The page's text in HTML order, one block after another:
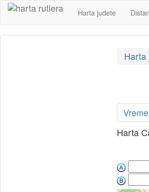
Harta judete
Harta
Harta